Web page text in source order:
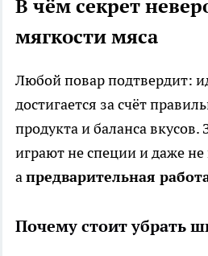
В чём секрет
мягкости мяса
Любой повар подтвердит:
достигается за счёт
продукта и баланса вкусов.
играют не специи и даже
апредварительная
Почему стоит убрать